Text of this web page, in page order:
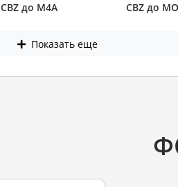
CBZ до M4A CBZ до
Показать еще